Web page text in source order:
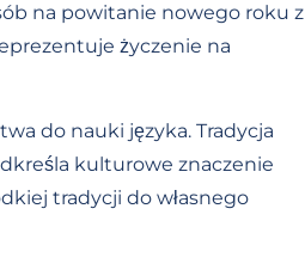
na powitanie nowego roku z
życzenie na
do nauki języka. Tradycja
kulturowe znaczenie
tradycji do własnego